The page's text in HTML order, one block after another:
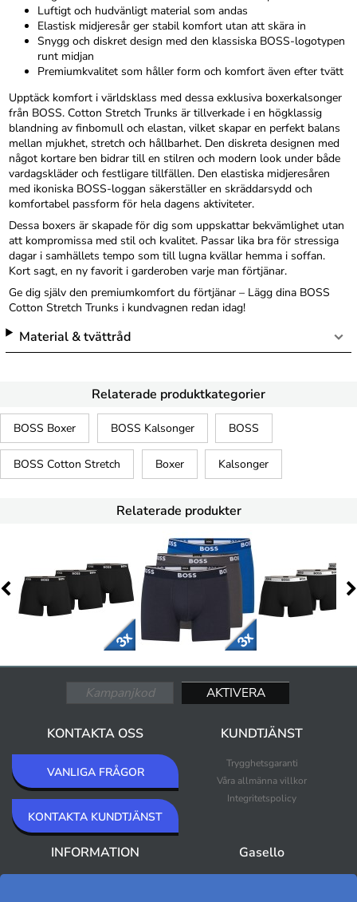
Luftigt och hudvänligt material som andas
Elastisk midjeresår ger stabil komfort utan att skära in
Snygg och diskret design med den klassiska BOSS-logotypen
runt midjan
Premiumkvalitet som håller form och komfort även efter tvätt
Upptäck komfort i världsklass med dessa exklusiva boxerkalsonger
från BOSS. Cotton Stretch Trunks är tillverkade i en högklassig
blandning av finbomull och elastan, vilket skapar en perfekt balans
mellan mjukhet, stretch och hållbarhet. Den diskreta designen med
något kortare ben bidrar till en stilren och modern look under både
vardagskläder och festligare tillfällen. Den elastiska midjeresåren
med ikoniska BOSS-loggan säkerställer en skräddarsydd och
komfortabel passform för hela dagens aktiviteter.
Dessa boxers är skapade för dig som uppskattar bekvämlighet utan
att kompromissa med stil och kvalitet. Passar lika bra för stressiga
dagar i samhällets tempo som till lugna kvällar hemma i soffan.
Kort sagt, en ny favorit i garderoben varje man förtjänar.
Ge dig själv den premiumkomfort du förtjänar – Lägg dina BOSS
Cotton Stretch Trunks i kundvagnen redan idag!
Material & tvättråd
Relaterade produktkategorier
BOSS Boxer BOSS Kalsonger BOSS
BOSS Cotton Stretch Boxer Kalsonger
Relaterade produkter
KONTAKTA OSS
VANLIGA FRÅGOR
KONTAKTA KUNDTJÄNST
KUNDTJÄNST
Trygghetsgaranti
Våra allmänna villkor
Integritetspolicy
INFORMATION Gasello